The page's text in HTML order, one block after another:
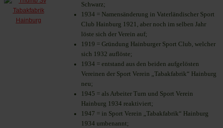
Schwarz;
1934 = Namensänderung in Vaterländischer Sport
Club Hainburg 1921, aber noch im selben Jahr
löste sich der Verein auf;
1919 = Gründung Hainburger Sport Club, welcher
sich 1932 auflöste;
1934 = entstand aus den beiden aufgelösten
Vereinen der Sport Verein „Tabakfabrik“ Hainburg
neu;
1945 = als Arbeiter Turn und Sport Verein
Hainburg 1934 reaktiviert;
1947 = in Sport Verein „Tabakfabrik“ Hainburg
1934 umbenannt;